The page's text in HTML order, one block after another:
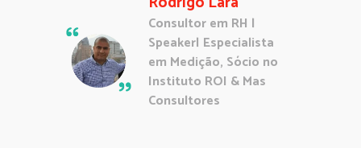
Consultor em RH |
Speaker| Especialista
em Medição, Sócio no
Instituto ROI & Mas
Consultores